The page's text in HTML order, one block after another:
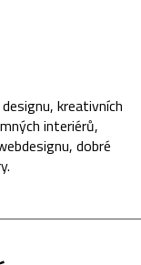
kreativních
interiérů,
dobré